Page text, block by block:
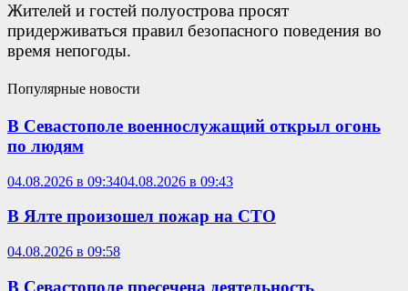
Жителей и гостей полуострова просят
придерживаться правил безопасного поведения во
время непогоды.
Популярные новости
В Севастополе военнослужащий открыл огонь
по людям
04.08.2026 в 09:3404.08.2026 в 09:43
В Ялте произошел пожар на СТО
04.08.2026 в 09:58
В Севастополе пресечена деятельность